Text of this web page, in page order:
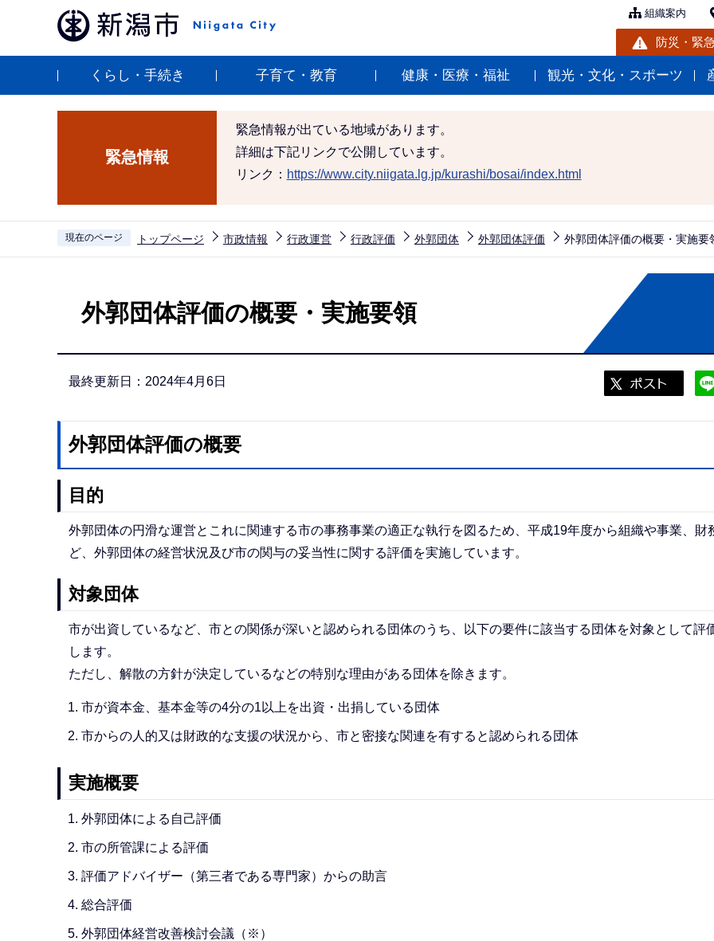
ペ
組織案内
防災・緊
くらし・手続き 子育て・教育 健康・医療・福祉 観光・文化・スポーツ
緊急情報
緊急情報が出ている地域があります。
詳細は下記リンクで公開しています。
リンク： https://www.city.niigata.lg.jp/kurashi/bosai/index.html
現在のページ トップページ 市政情報 行政運営 行政評価 外郭団体 外郭団体評価 外郭団体評価の概要・実施要
外郭団体評価の概要・実施要領
最終更新日：2024年4月6日
外郭団体評価の概要
目的
外郭団体の円滑な運営とこれに関連する市の事務事業の適正な執行を図るため、平成19年度から組織や事業、財
ど、外郭団体の経営状況及び市の関与の妥当性に関する評価を実施しています。
対象団体
市が出資しているなど、市との関係が深いと認められる団体のうち、以下の要件に該当する団体を対象として評
します。
ただし、解散の方針が決定しているなどの特別な理由がある団体を除きます。
市が資本金、基本金等の4分の1以上を出資・出捐している団体
市からの人的又は財政的な支援の状況から、市と密接な関連を有すると認められる団体
実施概要
外郭団体による自己評価
市の所管課による評価
評価アドバイザー（第三者である専門家）からの助言
総合評価
外郭団体経営改善検討会議（※）